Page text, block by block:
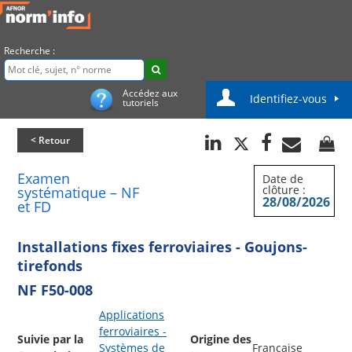
Recherche :
Accédez aux
tutoriels Identifiez-vous
< Retour
Examen
systématique – NF
et FD
Date de
clôture :
28/08/2026
Installations fixes ferroviaires - Goujons-
tirefonds
NF F50-008
Suivie par la
Applications
ferroviaires -
Systèmes de
Origine des
Française